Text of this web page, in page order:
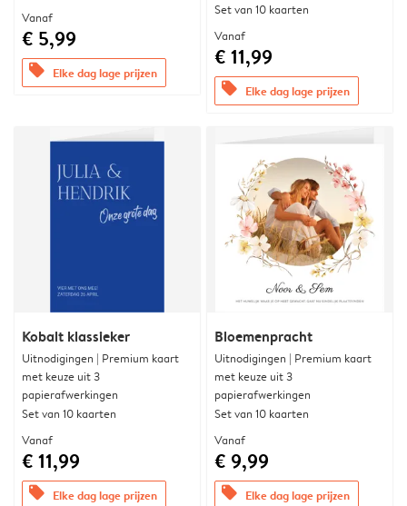
Vanaf
€ 5,99
offers Elke dag lage prijzen
Set van 10 kaarten
Vanaf
€ 11,99
offers Elke dag lage prijzen
Kobalt klassieker
Uitnodigingen | Premium kaart
met keuze uit 3
papierafwerkingen
Set van 10 kaarten
Vanaf
€ 11,99
offers Elke dag lage prijzen
Bloemenpracht
Uitnodigingen | Premium kaart
met keuze uit 3
papierafwerkingen
Set van 10 kaarten
Vanaf
€ 9,99
offers Elke dag lage prijzen